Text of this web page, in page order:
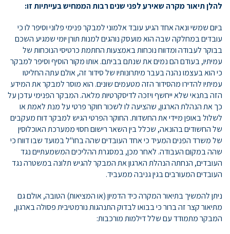
להלן תיאור מקרה שאירע לפני שנים רבות הממחיש בעייתיות זו:
ביום שמשי ונאה אחד הגיע עובד אלמוני למבקר פנימי פלוני וסיפר לו כי
עובדים במחלקה שבה הוא מועסק נוהגים למנות תורן יומי שמגיע השכם
בבוקר לעבודה ומדווח נוכחות באמצעות החתמת כרטיסי הנוכחות של
עמיתיו, בעודם הם נמים את שנתם בביתם. אותו מקור הוסיף וסיפר למבקר
כי הוא בעצמו נהנה בעבר מיתרונותיו של סידור זה, אולם עתה החליטו
עמיתיו להדירו מהסידור הזה מטעמים שונים. הוא מוסר למבקר את המידע
הזה בתנאי שלא ייחשף ויזכה לדיסקרטיות מלאה. המבקר הפנימי עדכן על
כך את הנהלת הארגון, שהציעה לו לשכור חוקר פרטי על מנת לאמת או
לשלול באופן מיידי את החשדות. החוקר הפרטי הגיש למבקר דוח מעקבים
של החשודים בהונאה, שכלל בין השאר רישום חסוי ממערכת האוכלוסין
של משרד הפנים המעיד כי אחד העובדים שהה בחו"ל במועד שבו דווח כי
שהה במקום העבודה. לאחר מכן, במסגרת ההליכים המשמעתיים נגד
העובדים, הנחתה הנהלת הארגון את המבקר להגיש תלונה במשטרה נגד
העובדים המעורבים בגין גניבה ממעביד.
ניתן להמשיך בתיאור המקרה כיד הדמיון (או המציאות) הטובה, אולם גם
מתיאור קצר זה ברור כי בבואו לבדוק התנהגות נורמטיבית פסולה בארגון,
המבקר מתמודד עם שלל דילמות מורכבות: